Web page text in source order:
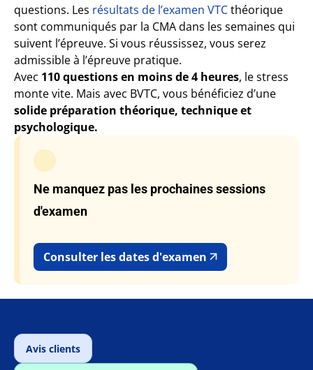
questions. Les résultats de l’examen VTCthéorique
sont communiqués par la CMA dans les semaines qui
suivent l’épreuve. Si vous réussissez, vous serez
admissible à l’épreuve pratique.
Avec 110 questions en moins de 4 heures, le stress
monte vite. Mais avec BVTC, vous bénéficiez d’une
solide préparation théorique, technique et
psychologique.
Ne manquez pas les prochaines sessions
d'examen
Consulter les dates d'examen
Avis clients